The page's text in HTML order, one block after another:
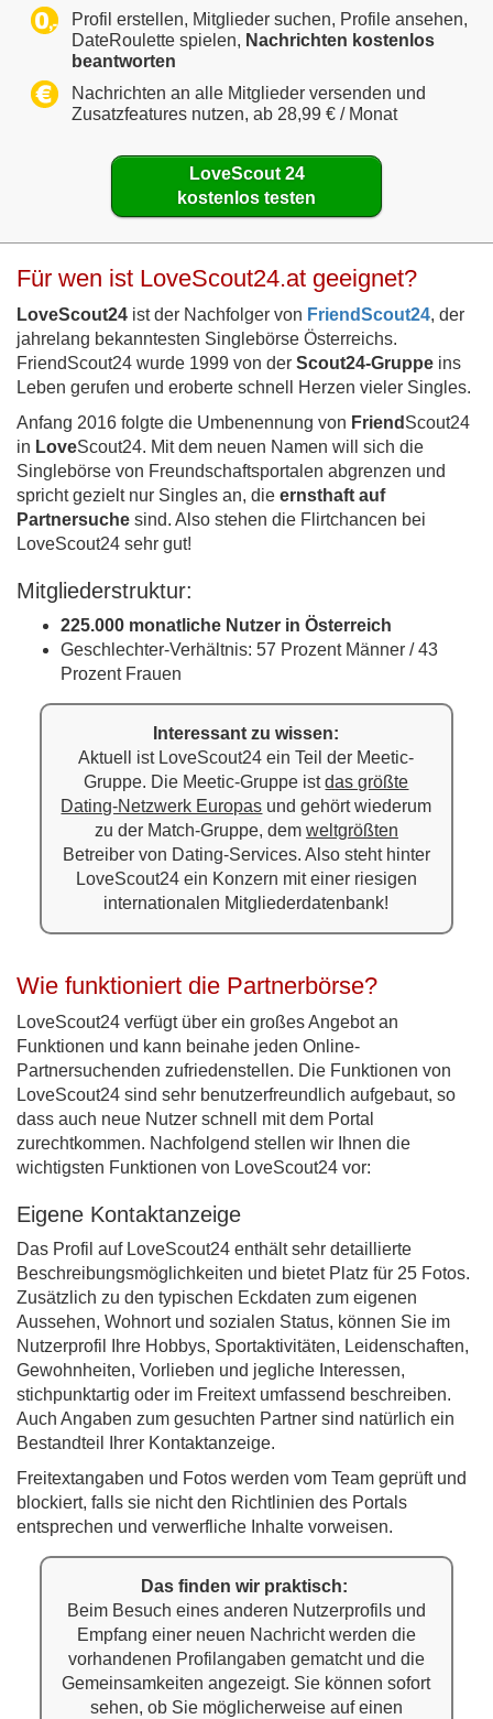
Profil erstellen, Mitglieder suchen, Profile ansehen,
DateRoulette spielen, Nachrichten kostenlos
beantworten
Nachrichten an alle Mitglieder versenden und
Zusatzfeatures nutzen, ab 28,99 € / Monat
LoveScout 24
kostenlos testen
Für wen ist LoveScout24.at geeignet?
LoveScout24 ist der Nachfolger von FriendScout24, der
jahrelang bekanntesten Singlebörse Österreichs.
FriendScout24 wurde 1999 von der Scout24-Gruppe ins
Leben gerufen und eroberte schnell Herzen vieler Singles.
Anfang 2016 folgte die Umbenennung von Friend Scout24
in LoveScout24. Mit dem neuen Namen will sich die
Singlebörse von Freundschaftsportalen abgrenzen und
spricht gezielt nur Singles an, die ernsthaft auf
Partnersuche sind. Also stehen die Flirtchancen bei
LoveScout24 sehr gut!
Mitgliederstruktur:
225.000 monatliche Nutzer in Österreich
Geschlechter-Verhältnis: 57 Prozent Männer / 43
Prozent Frauen
Interessant zu wissen:
Aktuell ist LoveScout24 ein Teil der Meetic-
Gruppe. Die Meetic-Gruppe istdas größte
Dating-Netzwerk Europas und gehört wiederum
zu der Match-Gruppe, dem weltgrößten
Betreiber von Dating-Services. Also steht hinter
LoveScout24 ein Konzern mit einer riesigen
internationalen Mitgliederdatenbank!
Wie funktioniert die Partnerbörse?
LoveScout24 verfügt über ein großes Angebot an
Funktionen und kann beinahe jeden Online-
Partnersuchenden zufriedenstellen. Die Funktionen von
LoveScout24 sind sehr benutzerfreundlich aufgebaut, so
dass auch neue Nutzer schnell mit dem Portal
zurechtkommen. Nachfolgend stellen wir Ihnen die
wichtigsten Funktionen von LoveScout24 vor:
Eigene Kontaktanzeige
Das Profil auf LoveScout24 enthält sehr detaillierte
Beschreibungsmöglichkeiten und bietet Platz für 25 Fotos.
Zusätzlich zu den typischen Eckdaten zum eigenen
Aussehen, Wohnort und sozialen Status, können Sie im
Nutzerprofil Ihre Hobbys, Sportaktivitäten, Leidenschaften,
Gewohnheiten, Vorlieben und jegliche Interessen,
stichpunktartig oder im Freitext umfassend beschreiben.
Auch Angaben zum gesuchten Partner sind natürlich ein
Bestandteil Ihrer Kontaktanzeige.
Freitextangaben und Fotos werden vom Team geprüft und
blockiert, falls sie nicht den Richtlinien des Portals
entsprechen und verwerfliche Inhalte vorweisen.
Das finden wir praktisch:
Beim Besuch eines anderen Nutzerprofils und
Empfang einer neuen Nachricht werden die
vorhandenen Profilangaben gematcht und die
Gemeinsamkeiten angezeigt. Sie können sofort
sehen, ob Sie möglicherweise auf einen